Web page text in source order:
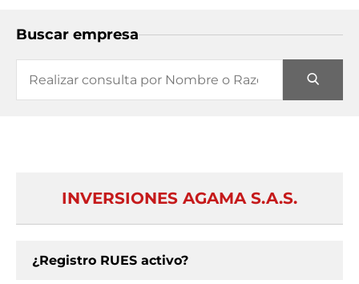
Buscar empresa
INVERSIONES AGAMA S.A.S.
¿Registro RUES activo?